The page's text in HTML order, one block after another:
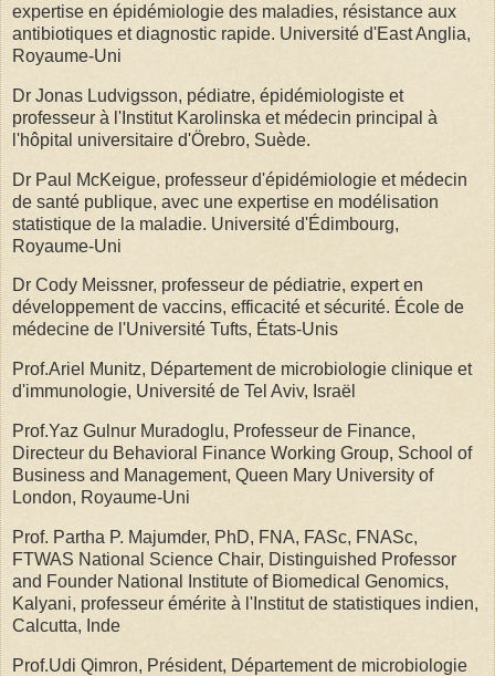
expertise en épidémiologie des maladies, résistance aux
antibiotiques et diagnostic rapide. Université d'East Anglia,
Royaume-Uni
Dr Jonas Ludvigsson, pédiatre, épidémiologiste et
professeur à l'Institut Karolinska et médecin principal à
l'hôpital universitaire d'Örebro, Suède.
Dr Paul McKeigue, professeur d'épidémiologie et médecin
de santé publique, avec une expertise en modélisation
statistique de la maladie. Université d'Édimbourg,
Royaume-Uni
Dr Cody Meissner, professeur de pédiatrie, expert en
développement de vaccins, efficacité et sécurité. École de
médecine de l'Université Tufts, États-Unis
Prof.Ariel Munitz, Département de microbiologie clinique et
d'immunologie, Université de Tel Aviv, Israël
Prof.Yaz Gulnur Muradoglu, Professeur de Finance,
Directeur du Behavioral Finance Working Group, School of
Business and Management, Queen Mary University of
London, Royaume-Uni
Prof. Partha P. Majumder, PhD, FNA, FASc, FNASc,
FTWAS National Science Chair, Distinguished Professor
and Founder National Institute of Biomedical Genomics,
Kalyani, professeur émérite à l'Institut de statistiques indien,
Calcutta, Inde
Prof.Udi Qimron, Président, Département de microbiologie